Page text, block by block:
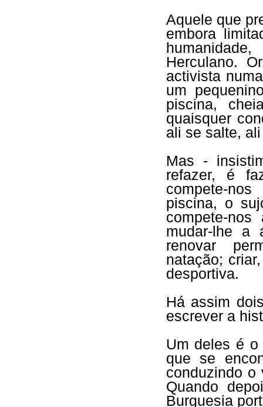
Aquele que
embora
Herculano.
activista
um
piscina,
quaisquer
ali se salte,
Mas -
refazer, é
compete-
piscina, o
compete-nos
mudar-lhe a
renovar
natação;
desportiva.
Há assim
escrever a
Um deles é
que se
conduzindo o
Quando
Burguesia